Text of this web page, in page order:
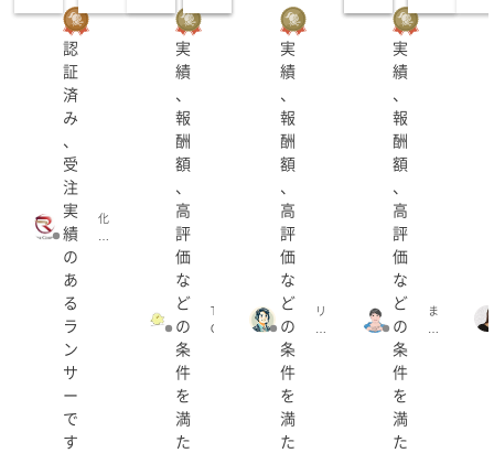
【経歴】
・短大を卒業 栄養士の資格を取得、その後１年間調理師
専門学校へ。
・卒業後、学校栄養士（約２年）、ガス会社の料理教室
で料理講師（約７年）として活動。
・クックパッドで料理動画撮影にも携わった経験があり
ます。
・結婚・出産を機に何社か派遣会社で働き、現在は事務
パートをしております。
【資格】
・栄養士
・調理師
・介護食士3級
【可能な業務】
・スプレッドシート・グーグルドキュメント
・Adobe系ソフト（illustrator・Photoshop・Premiere
Pro）を使ったデザイン・動画編集
認
証
済
み
、
受
注
実
績
の
あ
る
ラ
ン
サ
ー
で
す
化
粧
実
績
、
報
酬
額
、
高
評
価
な
ど
の
条
件
を
満
た
T
O
実
績
、
報
酬
額
、
高
評
価
な
ど
の
条
件
を
満
た
リ
ー
実
績
、
報
酬
額
、
高
評
価
な
ど
の
条
件
を
満
た
ま
す